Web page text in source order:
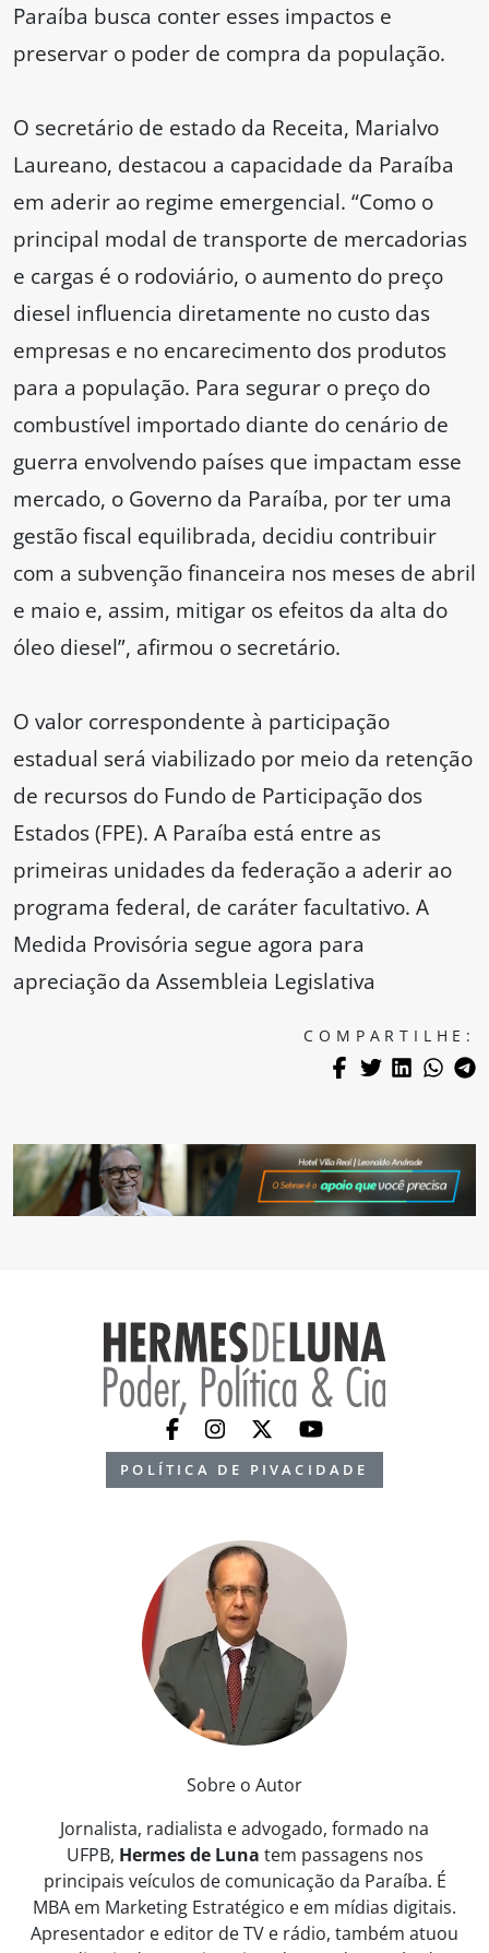
Paraíba busca conter esses impactos e
preservar o poder de compra da população.
O secretário de estado da Receita, Marialvo
Laureano, destacou a capacidade da Paraíba
em aderir ao regime emergencial. “Como o
principal modal de transporte de mercadorias
e cargas é o rodoviário, o aumento do preço
diesel influencia diretamente no custo das
empresas e no encarecimento dos produtos
para a população. Para segurar o preço do
combustível importado diante do cenário de
guerra envolvendo países que impactam esse
mercado, o Governo da Paraíba, por ter uma
gestão fiscal equilibrada, decidiu contribuir
com a subvenção financeira nos meses de abril
e maio e, assim, mitigar os efeitos da alta do
óleo diesel”, afirmou o secretário.
O valor correspondente à participação
estadual será viabilizado por meio da retenção
de recursos do Fundo de Participação dos
Estados (FPE). A Paraíba está entre as
primeiras unidades da federação a aderir ao
programa federal, de caráter facultativo. A
Medida Provisória segue agora para
apreciação da Assembleia Legislativa
COMPARTILHE:
POLÍTICA DE PIVACIDADE
Sobre o Autor
Jornalista, radialista e advogado, formado na
UFPB, Hermes de Luna tem passagens nos
principais veículos de comunicação da Paraíba. É
MBA em Marketing Estratégico e em mídias digitais.
Apresentador e editor de TV e rádio, também atuou